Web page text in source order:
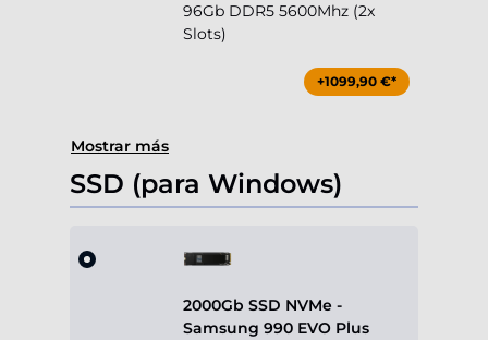
96Gb DDR5 5600Mhz (2x
Slots)
+1099,90 €*
Mostrar más
SSD (para Windows)
2000Gb SSD NVMe -
Samsung 990 EVO Plus